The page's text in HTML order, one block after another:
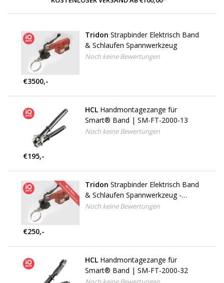
Tridon Strapbinder Elektrisch Band
& Schlaufen Spannwerkzeug
Noch keine Bewertungen
€3500,-
HCL Handmontagezange für
Smart® Band | SM-FT-2000-13
Noch keine Bewertungen
€195,-
Tridon Strapbinder Elektrisch Band
& Schlaufen Spannwerkzeug -
Vermietung
Noch keine Bewertungen
€250,-
HCL Handmontagezange für
Smart® Band | SM-FT-2000-32